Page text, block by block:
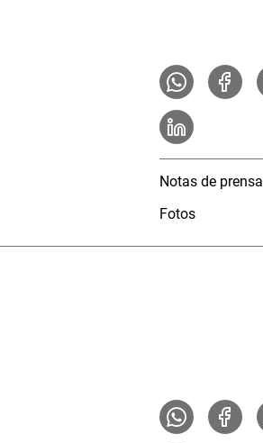
Notas de prensa
Fotos